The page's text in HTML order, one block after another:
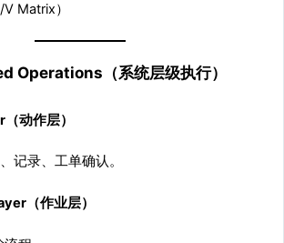
Matrix）
Operations（系统层级执行）
动作层）
记录、工单确认。
（作业层）